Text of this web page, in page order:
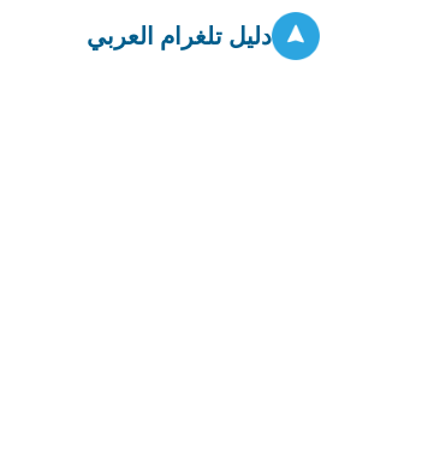
دليل تلغرام العربي